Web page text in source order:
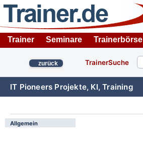
Trainer Seminare Trainerbörse
zurück TrainerSuche
IT Pioneers Projekte, KI, Training
Allgemein